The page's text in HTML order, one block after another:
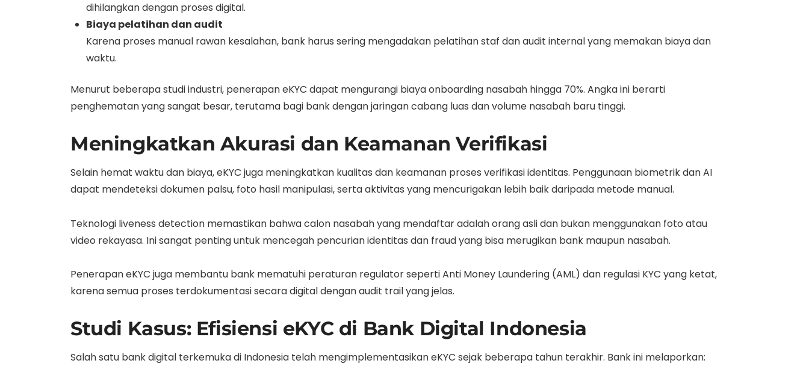
dihilangkan dengan proses digital.
Biaya pelatihan dan audit
Karena proses manual rawan kesalahan, bank harus sering mengadakan pelatihan staf dan audit internal yang memakan biaya dan
waktu.
Menurut beberapa studi industri, penerapan eKYC dapat mengurangi biaya onboarding nasabah hingga 70%. Angka ini berarti
penghematan yang sangat besar, terutama bagi bank dengan jaringan cabang luas dan volume nasabah baru tinggi.
Meningkatkan Akurasi dan Keamanan Verifikasi
Selain hemat waktu dan biaya, eKYC juga meningkatkan kualitas dan keamanan proses verifikasi identitas. Penggunaan biometrik dan AI
dapat mendeteksi dokumen palsu, foto hasil manipulasi, serta aktivitas yang mencurigakan lebih baik daripada metode manual.
Teknologi liveness detection memastikan bahwa calon nasabah yang mendaftar adalah orang asli dan bukan menggunakan foto atau
video rekayasa. Ini sangat penting untuk mencegah pencurian identitas dan fraud yang bisa merugikan bank maupun nasabah.
Penerapan eKYC juga membantu bank mematuhi peraturan regulator seperti Anti Money Laundering (AML) dan regulasi KYC yang ketat,
karena semua proses terdokumentasi secara digital dengan audit trail yang jelas.
Studi Kasus: Efisiensi eKYC di Bank Digital Indonesia
Salah satu bank digital terkemuka di Indonesia telah mengimplementasikan eKYC sejak beberapa tahun terakhir. Bank ini melaporkan: